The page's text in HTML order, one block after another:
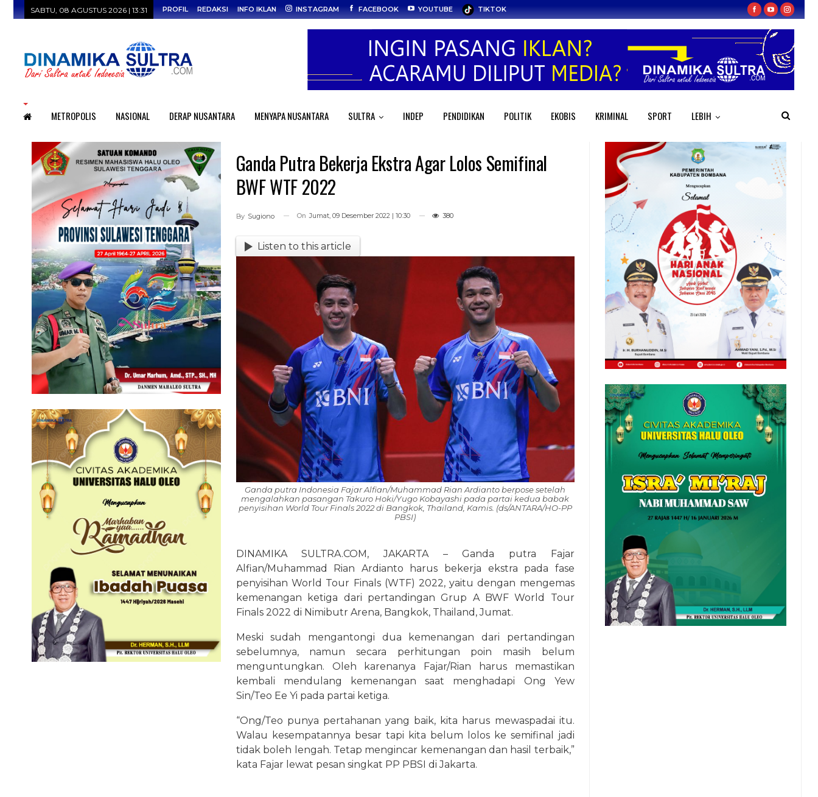
SABTU, 08 AGUSTUS 2026 | 13:31 PROFIL REDAKSI INFO IKLAN INSTAGRAM FACEBOOK YOUTUBE TIKTOK
METROPOLIS NASIONAL DERAP NUSANTARA MENYAPA NUSANTARA SULTRA INDEP PENDIDIKAN POLITIK EKOBIS KRIMINAL SPORT LEBIH
Ganda Putra Bekerja Ekstra Agar Lolos Semifinal
BWF WTF 2022
By Sugiono On Jumat, 09 Desember 2022 | 10:30 380
Listen to this article
Ganda putra Indonesia Fajar Alfian/Muhammad Rian Ardianto berpose setelah
mengalahkan pasangan Takuro Hoki/Yugo Kobayashi pada partai kedua babak
penyisihan World Tour Finals 2022 di Bangkok, Thailand, Kamis. (ds/ANTARA/HO-PP
PBSI)
DINAMIKA SULTRA.COM, JAKARTA – Ganda putra Fajar
Alfian/Muhammad Rian Ardianto harus bekerja ekstra pada fase
penyisihan World Tour Finals (WTF) 2022, yaitu dengan mengemas
kemenangan ketiga dari pertandingan Grup A BWF World Tour
Finals 2022 di Nimibutr Arena, Bangkok, Thailand, Jumat.
Meski sudah mengantongi dua kemenangan dari pertandingan
sebelumnya, namun secara perhitungan poin masih belum
menguntungkan. Oleh karenanya Fajar/Rian harus memastikan
kembali mendulang kemenangan saat menghadapi Ong Yew
Sin/Teo Ee Yi pada partai ketiga.
“Ong/Teo punya pertahanan yang baik, kita harus mewaspadai itu.
Walau kesempatannya besar tapi kita belum lolos ke semifinal jadi
tidak boleh lengah. Tetap mengincar kemenangan dan hasil terbaik,”
kata Fajar lewat pesan singkat PP PBSI di Jakarta.